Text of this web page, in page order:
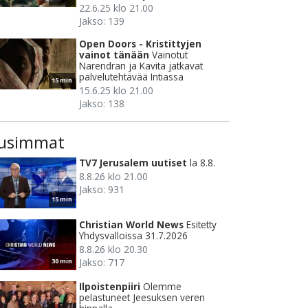
22.6.25 klo 21.00
Jakso: 139
15 min
Open Doors - Kristittyjen
vainot tänään Vainotut
Narendran ja Kavita jatkavat
palvelutehtävää Intiassa
15.6.25 klo 21.00
Jakso: 138
15 min
TV7 Jerusalem uutiset la 8.8.
8.8.26 klo 21.00
Jakso: 931
30 min
Christian World News Esitetty
Yhdysvalloissa 31.7.2026
8.8.26 klo 20.30
Jakso: 717
Ilpoistenpiiri Olemme
pelastuneet Jeesuksen veren